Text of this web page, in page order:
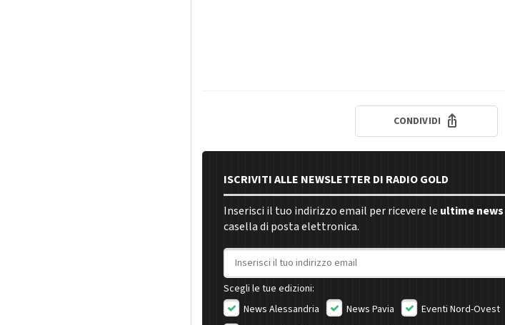
CONDIVIDI
ISCRIVITI ALLE NEWSLETTER DI RADIO GOLD
Inserisci il tuo indirizzo email per ricevere le ultime news
casella di posta elettronica.
Indirizzo email
Scegli le tue edizioni:
News Alessandria
News Pavia
Eventi Nord-Ovest